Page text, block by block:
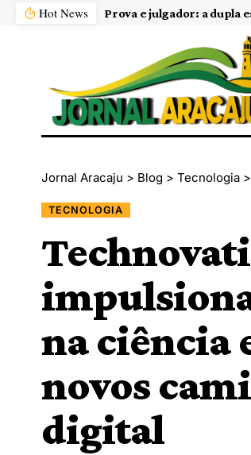
Hot News
Jornal Aracaju > Blog > Tecnologia >
TECNOLOGIA
na ciência
novos
digital